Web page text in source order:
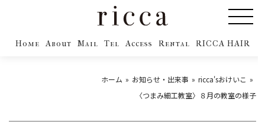
Home About Mail Tel Access Rental RICCA HAIR
ホーム お知らせ・出来事
ricca'sおけいこ
〈つまみ細工教室〉８月の教室の様子